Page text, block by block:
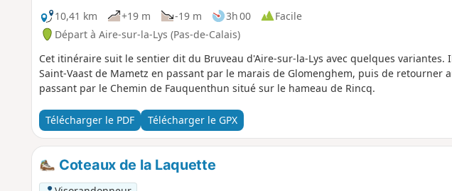
10,41 km
+19 m -19 m 3h 00
Facile
Départ à Aire-sur-la-Lys (Pas-de-Calais)
Cet itinéraire suit le sentier dit du Bruveau d'Aire-sur-la-Lys avec quelques
Saint-Vaast de Mametz en passant par le marais de Glomenghem, puis de retourner
passant par le Chemin de Fauquenthun situé sur le hameau de Rincq.
Télécharger le PDF Télécharger le GPX
Coteaux de la Laquette